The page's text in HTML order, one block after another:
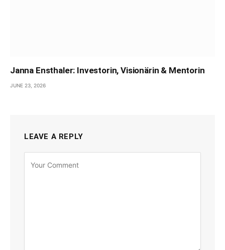
Janna Ensthaler: Investorin, Visionärin & Mentorin
JUNE 23, 2026
LEAVE A REPLY